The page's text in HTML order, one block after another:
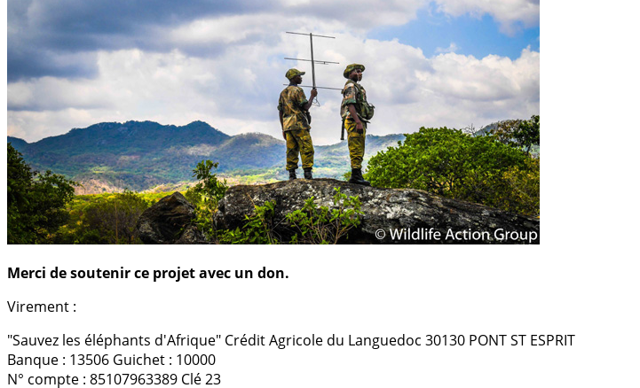
Merci de soutenir ce projet avec un don.
Virement :
"Sauvez les éléphants d'Afrique" Crédit Agricole du Languedoc 30130 PONT ST ESPRIT
Banque : 13506 Guichet : 10000
N° compte : 85107963389 Clé 23